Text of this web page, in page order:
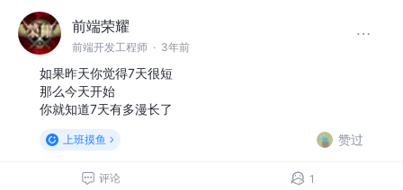
前端荣耀
前端开发工程师 · 3年前
如果昨天你觉得7天很短
那么今天开始
你就知道7天有多漫长了
上班摸鱼 赞过
评论 1